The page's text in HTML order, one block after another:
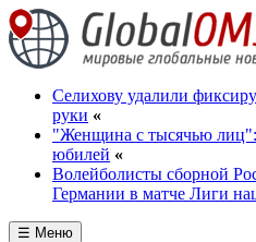
Селихову удалили
руки «
"Женщина с тысячью
юбилей «
Волейболисты сборной
Германии в матче Лиги
☰ Меню